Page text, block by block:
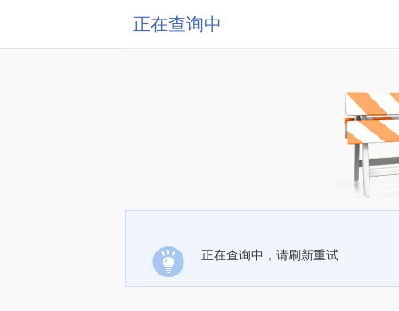
正在查询中
正在查询中，请刷新重试